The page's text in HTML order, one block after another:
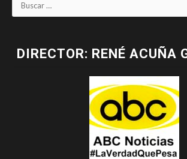
DIRECTOR: RENÉ ACUÑA